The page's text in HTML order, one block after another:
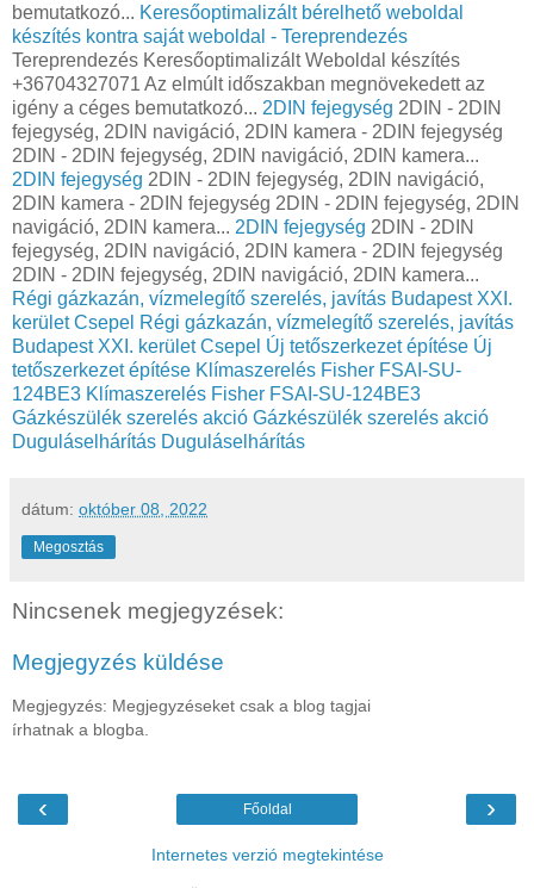
bemutatkozó... Keresőoptimalizált bérelhető weboldal
készítés kontra saját weboldal - Tereprendezés
Tereprendezés Keresőoptimalizált Weboldal készítés
+36704327071 Az elmúlt időszakban megnövekedett az
igény a céges bemutatkozó... 2DIN fejegység 2DIN - 2DIN
fejegység, 2DIN navigáció, 2DIN kamera - 2DIN fejegység
2DIN - 2DIN fejegység, 2DIN navigáció, 2DIN kamera...
2DIN fejegység 2DIN - 2DIN fejegység, 2DIN navigáció,
2DIN kamera - 2DIN fejegység 2DIN - 2DIN fejegység, 2DIN
navigáció, 2DIN kamera... 2DIN fejegység 2DIN - 2DIN
fejegység, 2DIN navigáció, 2DIN kamera - 2DIN fejegység
2DIN - 2DIN fejegység, 2DIN navigáció, 2DIN kamera...
Régi gázkazán, vízmelegítő szerelés, javítás Budapest XXI.
kerület Csepel Régi gázkazán, vízmelegítő szerelés, javítás
Budapest XXI. kerület Csepel Új tetőszerkezet építése Új
tetőszerkezet építése Klímaszerelés Fisher FSAI-SU-
124BE3 Klímaszerelés Fisher FSAI-SU-124BE3
Gázkészülék szerelés akció Gázkészülék szerelés akció
Duguláselhárítás Duguláselhárítás
dátum: október 08, 2022
Megosztás
Nincsenek megjegyzések:
Megjegyzés küldése
Megjegyzés: Megjegyzéseket csak a blog tagjai
írhatnak a blogba.
‹ ›
Főoldal
Internetes verzió megtekintése